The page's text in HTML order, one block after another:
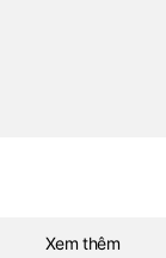
Xem thêm